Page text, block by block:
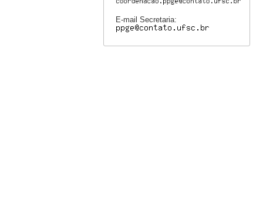
E-mail Secretaria: